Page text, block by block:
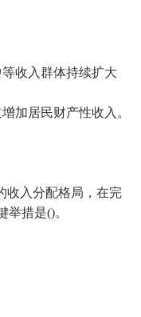
收入群体持续扩大
居民财产性收入。
入分配格局，在完
措是()。